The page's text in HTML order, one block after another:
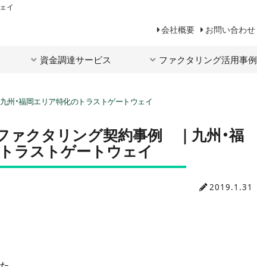
イ
会社概要 お問い合わせ
資金調達サービス ファクタリング活用事例
・福岡エリア特化のトラストゲートウェイ
クタリング契約事例 ｜九州・福
ラストゲートウェイ
2019.1.31